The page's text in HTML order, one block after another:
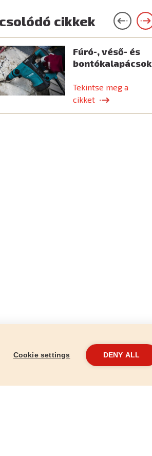
cikkek
Fúró-, véső- és
bontókalapácsok
Tekintse meg a
cikket
Cookie settings DENY ALL